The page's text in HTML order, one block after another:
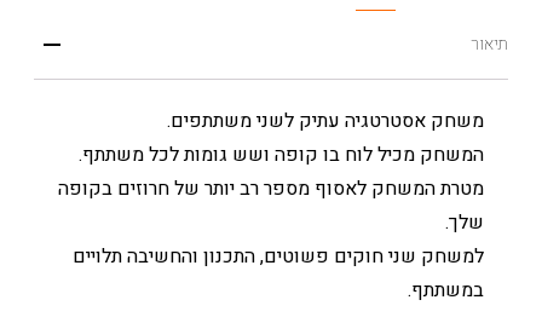
תיאור
משחק אסטרטגיה עתיק לשני משתתפים.
המשחק מכיל לוח בו קופה ושש גומות לכל משתתף.
מטרת המשחק לאסוף מספר רב יותר של חרוזים בקופה
שלך.
למשחק שני חוקים פשוטים, התכנון והחשיבה תלויים
במשתתף.